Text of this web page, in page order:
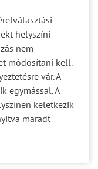
helyszíni
nem
módosítani kell.
vár. A
egymással. A
keletkezik
maradt
tűnik, az a